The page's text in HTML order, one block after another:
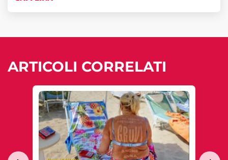
ARTICOLI CORRELATI